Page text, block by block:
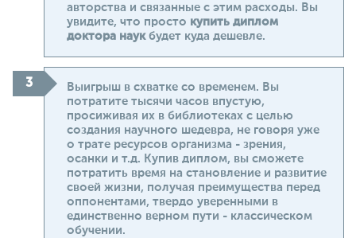
авторства и связанные с этим расходы. Вы
увидите, что просто купить диплом
доктора наукбудет куда дешевле.
Выигрыш в схватке со временем. Вы
потратите тысячи часов впустую,
просиживая их в библиотеках с целью
создания научного шедевра, не говоря уже
о трате ресурсов организма - зрения,
осанки и т.д. Купив диплом, вы сможете
потратить время на становление и развитие
своей жизни, получая преимущества перед
оппонентами, твердо уверенными в
единственно верном пути - классическом
обучении.